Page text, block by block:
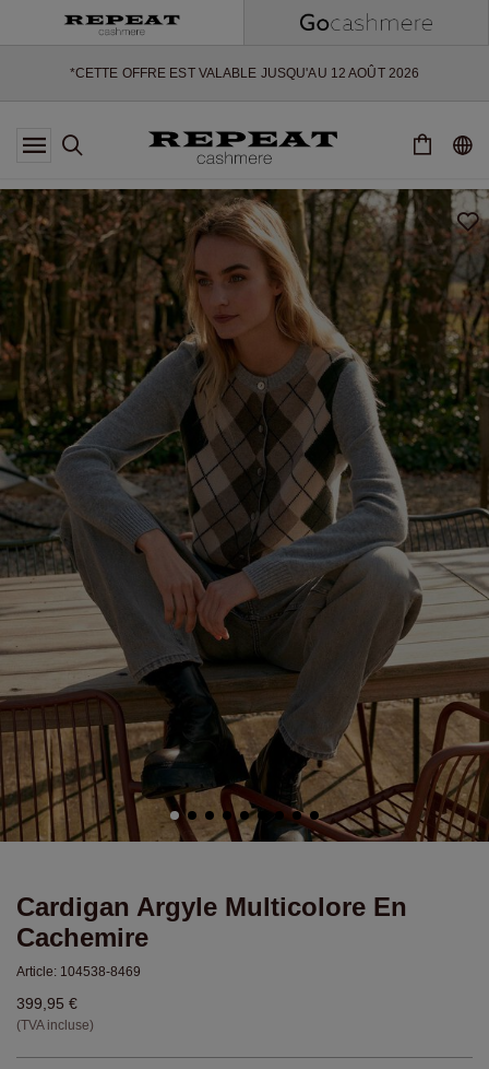
*CETTE OFFRE EST VALABLE JUSQU'AU 12 AOÛT 2026
*NON VALABLE SUR LIMITED EDITION
*EXCEPTIONS PEUVENT S'APPLIQUER
NOUVEAUX STYLES DOUX ET NOUVELLES COULEURS POUR LA
SAISON À VENIR
EXTRA 10% OFF SALE
Cardigan Argyle Multicolore En
Cachemire
Article: 104538-8469
399,95 €
(TVA incluse)